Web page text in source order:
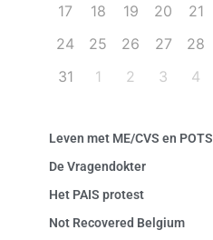
17
18 19 20 21
24
25 26 27 28
31
1 2 3 4
Leven met ME/CVS en POTS
De Vragendokter
Het PAIS protest
Not Recovered Belgium